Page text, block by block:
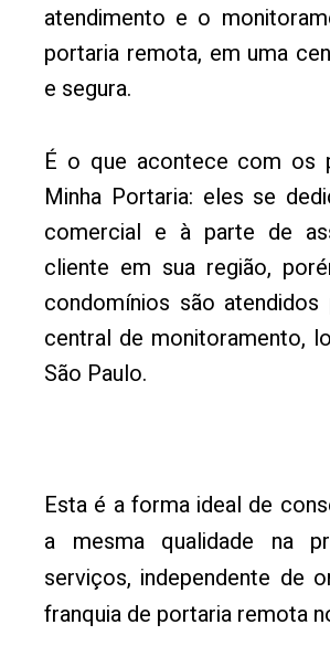
atendimento e o
portaria remota, em uma
e segura.
É o que acontece com os
Minha Portaria: eles se
comercial e à parte de
cliente em sua região,
condomínios são atendidos
central de monitoramento,
São Paulo.
Esta é a forma ideal de
a mesma qualidade na
serviços, independente de
franquia de portaria remota